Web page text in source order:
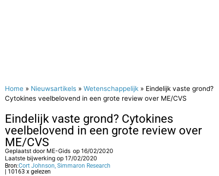
Home » Nieuwsartikels » Wetenschappelijk » Eindelijk vaste grond?
Cytokines veelbelovend in een grote review over ME/CVS
Eindelijk vaste grond? Cytokines
veelbelovend in een grote review over
ME/CVS
Geplaatst door ME-Gids op 16/02/2020
Laatste bijwerking op 17/02/2020
Bron:Cort Johnson, Simmaron Research
| 10163 x gelezen